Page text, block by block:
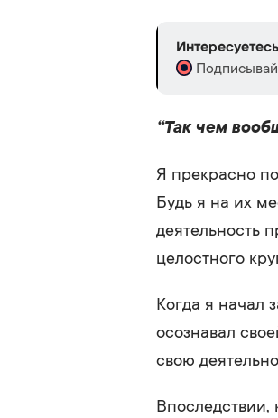
“Так чем
Я прекрасно
Будь я на их
деятельность
целостного
Когда я начал
осознавал
свою
Впоследствии,